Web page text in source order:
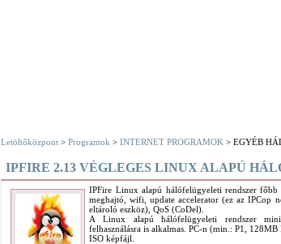
Letöltőközpont > Programok > INTERNET PROGRAMOK > EGYÉB
IPFIRE 2.13 VÉGLEGES LINUX ALAPÚ
IPFire Linux alapú hálófelügyeleti rendszer főbb
meghajtó, wifi, update accelerator (ez az IPCop
eltároló eszköz), QoS (CoDel).
A Linux alapú hálófelügyeleti rendszer
felhasználásra is alkalmas. PC-n (min.: P1,
ISO képfájl.